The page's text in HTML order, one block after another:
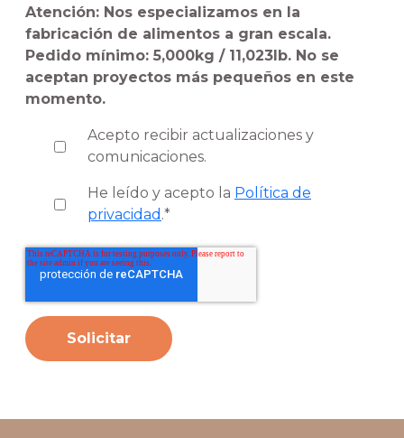
Atención: Nos especializamos en la
fabricación de alimentos a gran escala.
Pedido mínimo: 5,000kg / 11,023lb. No se
aceptan proyectos más pequeños en este
momento.
Acepto recibir actualizaciones y
comunicaciones.
He leído y acepto la Política de
privacidad .*